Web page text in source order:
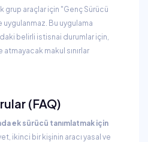
araçlar için "Genç Sürücü
Bu uygulama
belirli istisnai durumlar için,
makul sınırlar
(FAQ)
ek sürücü tanımlatmak için
ikinci bir kişinin aracı yasal ve